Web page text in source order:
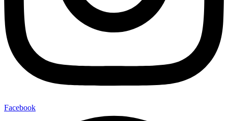
Facebook